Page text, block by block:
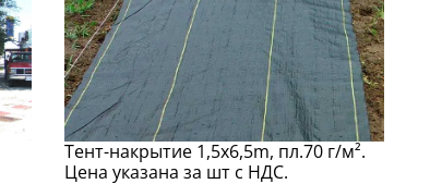
Тент-накрытие 1,5x6,5m, пл.70 г/м².
Цена указана за шт с НДС.